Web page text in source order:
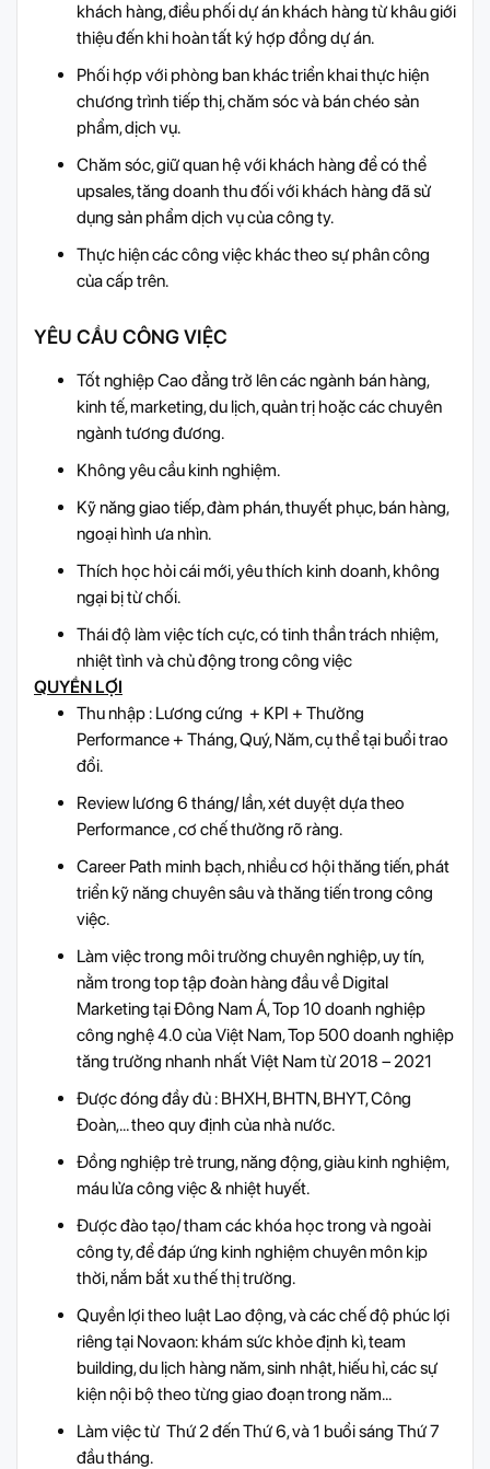
khách hàng, điều phối dự án khách hàng từ khâu giới
thiệu đến khi hoàn tất ký hợp đồng dự án.
Phối hợp với phòng ban khác triển khai thực hiện
chương trình tiếp thị, chăm sóc và bán chéo sản
phẩm, dịch vụ.
Chăm sóc, giữ quan hệ với khách hàng để có thể
upsales, tăng doanh thu đối với khách hàng đã sử
dụng sản phẩm dịch vụ của công ty.
Thực hiện các công việc khác theo sự phân công
của cấp trên.
YÊU CẦU CÔNG VIỆC
Tốt nghiệp Cao đẳng trở lên các ngành bán hàng,
kinh tế, marketing, du lịch, quản trị hoặc các chuyên
ngành tương đương.
Không yêu cầu kinh nghiệm.
Kỹ năng giao tiếp, đàm phán, thuyết phục, bán hàng,
ngoại hình ưa nhìn.
Thích học hỏi cái mới, yêu thích kinh doanh, không
ngại bị từ chối.
Thái độ làm việc tích cực, có tinh thần trách nhiệm,
nhiệt tình và chủ động trong công việc
QUYỀN LỢI
Thu nhập : Lương cứng + KPI + Thưởng
Performance + Tháng, Quý, Năm, cụ thể tại buổi trao
đổi.
Review lương 6 tháng/ lần, xét duyệt dựa theo
Performance , cơ chế thưởng rõ ràng.
Career Path minh bạch, nhiều cơ hội thăng tiến, phát
triển kỹ năng chuyên sâu và thăng tiến trong công
việc.
Làm việc trong môi trường chuyên nghiệp, uy tín,
nằm trong top tập đoàn hàng đầu về Digital
Marketing tại Đông Nam Á, Top 10 doanh nghiệp
công nghệ 4.0 của Việt Nam, Top 500 doanh nghiệp
tăng trưởng nhanh nhất Việt Nam từ 2018 – 2021
Được đóng đầy đủ : BHXH, BHTN, BHYT, Công
Đoàn,… theo quy định của nhà nước.
Đồng nghiệp trẻ trung, năng động, giàu kinh nghiệm,
máu lửa công việc & nhiệt huyết.
Được đào tạo/ tham các khóa học trong và ngoài
công ty, để đáp ứng kinh nghiệm chuyên môn kịp
thời, nắm bắt xu thế thị trường.
Quyền lợi theo luật Lao động, và các chế độ phúc lợi
riêng tại Novaon: khám sức khỏe định kì, team
building, du lịch hàng năm, sinh nhật, hiếu hỉ, các sự
kiện nội bộ theo từng giao đoạn trong năm…
Làm việc từ Thứ 2 đến Thứ 6, và 1 buổi sáng Thứ 7
đầu tháng.